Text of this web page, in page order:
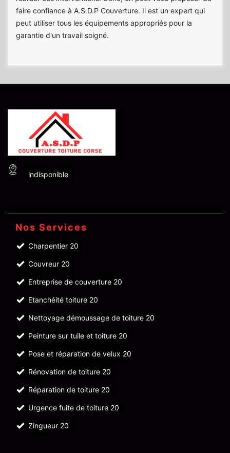
faire confiance à A.S.D.P Couverture. Il est un expert qui
peut utiliser tous les équipements appropriés pour la
garantie d'un travail soigné.
indisponible
Nos Services
Charpentier 20
Couvreur 20
Entreprise de couverture 20
Etanchéité toiture 20
Nettoyage démoussage de toiture 20
Peinture sur tuile et toiture 20
Pose et réparation de velux 20
Rénovation de toiture 20
Réparation de toiture 20
Urgence fuite de toiture 20
Zingueur 20